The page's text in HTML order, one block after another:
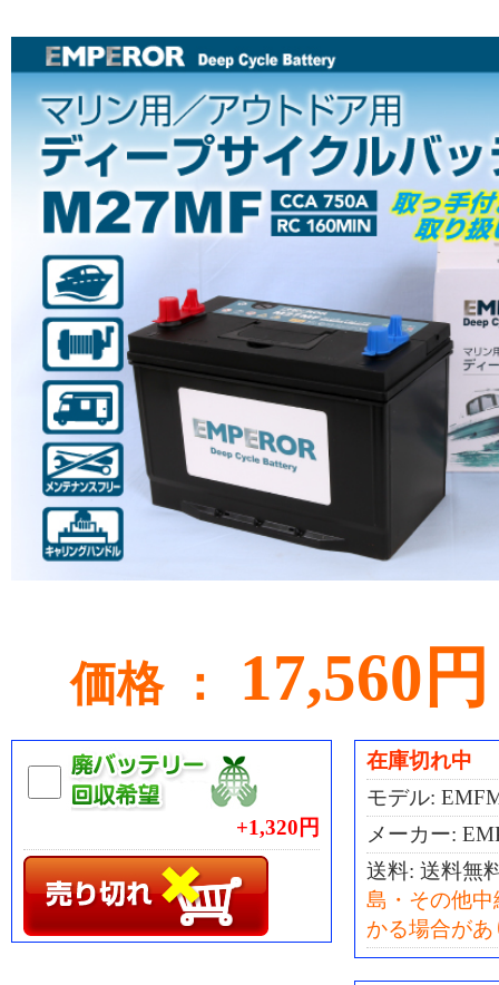
価格 ： 17,560円
在庫切れ中
モデル:
メーカー:
送料: 送料無
島・その他
かる場合が
+1,320円